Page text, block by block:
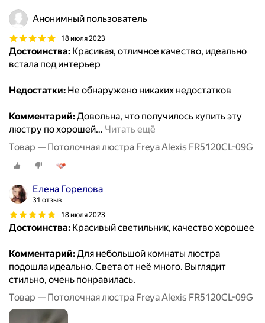
Анонимный пользователь
18 июля 2023
Достоинства: Красивая, отличное качество, идеально
встала под интерьер
Недостатки: Не обнаружено никаких недостатков
Комментарий:Довольна, что получилось купить эту
люстру по хорошей… Читать ещё
Товар — Потолочная люстра Freya Alexis FR5120CL-09G
Елена Горелова
31 отзыв
18 июля 2023
Достоинства: Красивый светильник, качество хорошее
Комментарий:Для небольшой комнаты люстра
подошла идеально. Света от неё много. Выглядит
стильно, очень понравилась.
Товар — Потолочная люстра Freya Alexis FR5120CL-09G